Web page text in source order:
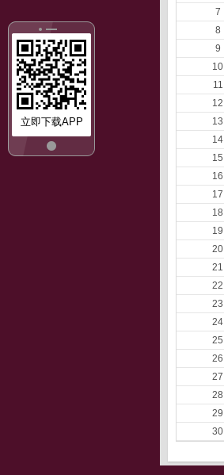
立即下载APP
7
8
9
10
11
12
13
14
15
16
17
18
19
20
21
22
23
24
25
26
27
28
29
30